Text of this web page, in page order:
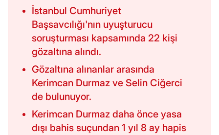
İstanbul Cumhuriyet
Başsavcılığı'nın uyuşturucu
soruşturması kapsamında 22 kişi
gözaltına alındı.
Gözaltına alınanlar arasında
Kerimcan Durmaz ve Selin Ciğerci
de bulunuyor.
Kerimcan Durmaz daha önce yasa
dışı bahis suçundan 1 yıl 8 ay hapis